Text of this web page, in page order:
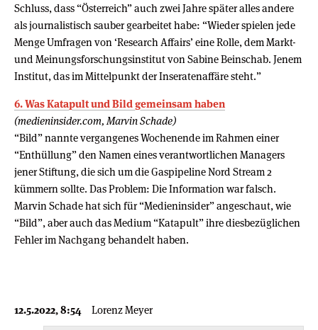
Schluss, dass “Österreich” auch zwei Jahre später alles andere
als journalistisch sauber gearbeitet habe: “Wieder spielen jede
Menge Umfragen von ‘Research Affairs’ eine Rolle, dem Markt-
und Meinungsforschungsinstitut von Sabine Beinschab. Jenem
Institut, das im Mittelpunkt der Inseratenaffäre steht.”
6. Was Katapult und Bild gemeinsam haben
(medieninsider.com, Marvin Schade)
“Bild” nannte vergangenes Wochenende im Rahmen einer
“Enthüllung” den Namen eines verantwortlichen Managers
jener Stiftung, die sich um die Gaspipeline Nord Stream 2
kümmern sollte. Das Problem: Die Information war falsch.
Marvin Schade hat sich für “Medieninsider” angeschaut, wie
“Bild”, aber auch das Medium “Katapult” ihre diesbezüglichen
Fehler im Nachgang behandelt haben.
12.5.2022, 8:54 Lorenz Meyer